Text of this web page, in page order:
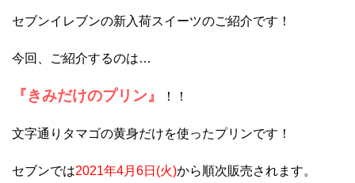
セブンイレブンの新入荷スイーツのご紹介です！
今回、ご紹介するのは…
『きみだけのプリン』 ！！
文字通りタマゴの黄身だけを使ったプリンです！
セブンでは2021年4月6日(火)から順次販売されます。